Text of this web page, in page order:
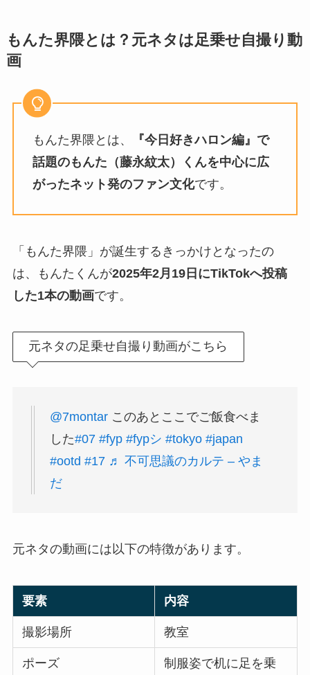
もんた界隈とは？元ネタは足乗せ自撮り動
画
もんた界隈とは、
『今日好きハロン編』で
話題のもんた（藤永紋太）くんを中心に広
がったネット発のファン文化です。
「もんた界隈」が誕生するきっかけとなったの
は、もんたくんが2025年2月19日にTikTokへ投稿
した1本の動画です。
元ネタの足乗せ自撮り動画がこちら
@7montarこのあとここでご飯食べま
した#07 #fyp #fypシ #tokyo #japan
#ootd #17 ♬ 不可思議のカルテ – やま
だ
元ネタの動画には以下の特徴があります。
要素 内容
撮影場所 教室
ポーズ 制服姿で机に足を乗